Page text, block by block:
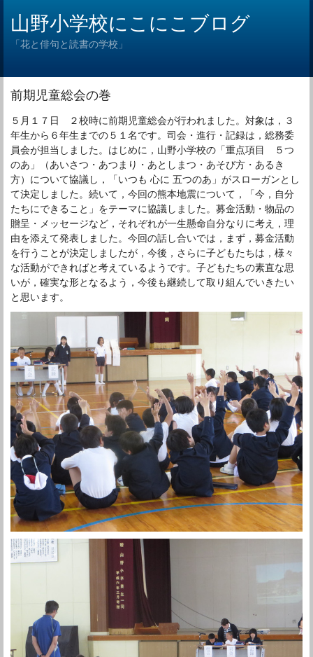
山野小学校にこにこブログ
「花と俳句と読書の学校」
前期児童総会の巻
５月１７日 ２校時に前期児童総会が行われました。対象は，３
年生から６年生までの５１名です。司会・進行・記録は，総務委
員会が担当しました。はじめに，山野小学校の「重点項目 ５つ
のあ」（あいさつ・あつまり・あとしまつ・あそび方・あるき
方）について協議し，「いつも 心に 五つのあ」がスローガンとし
て決定しました。続いて，今回の熊本地震について，「今，自分
たちにできること」をテーマに協議しました。募金活動・物品の
贈呈・メッセージなど，それぞれが一生懸命自分なりに考え，理
由を添えて発表しました。今回の話し合いでは，まず，募金活動
を行うことが決定しましたが，今後，さらに子どもたちは，様々
な活動ができればと考えているようです。子どもたちの素直な思
いが，確実な形となるよう，今後も継続して取り組んでいきたい
と思います。